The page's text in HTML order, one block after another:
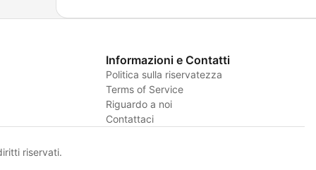
Informazioni e Contatti
Politica sulla riservatezza
Terms of Service
Riguardo a noi
Contattaci
riservati.